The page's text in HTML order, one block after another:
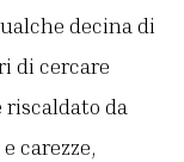
decina di
di cercare
da
carezze,